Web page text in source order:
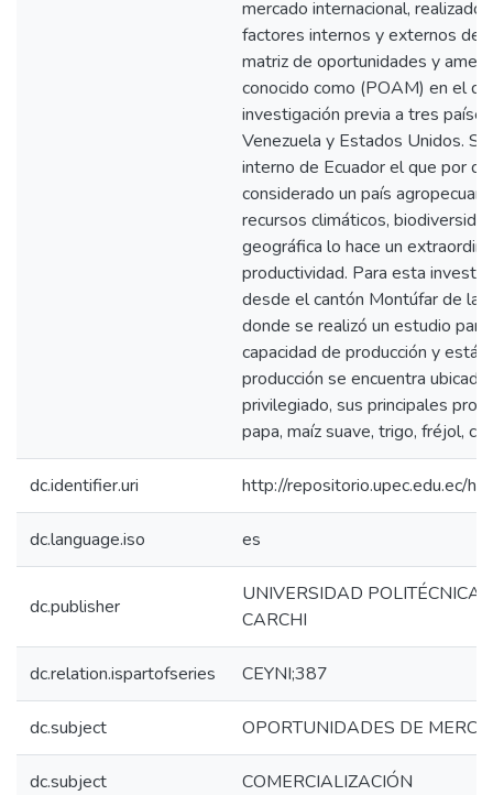
mercado internacional, realizado
factores internos y externos de
matriz de oportunidades y
conocido como (POAM) en el
investigación previa a tres
Venezuela y Estados Unidos.
interno de Ecuador el que por
considerado un país
recursos climáticos,
geográfica lo hace un
productividad. Para esta
desde el cantón Montúfar de la
donde se realizó un estudio
capacidad de producción y
producción se encuentra
privilegiado, sus principales
papa, maíz suave, trigo, fréjol,
dc.identifier.uri http://repositorio.upec.edu.ec/
dc.language.iso es
dc.publisher
UNIVERSIDAD POLITÉCNICA
CARCHI
dc.relation.ispartofseries CEYNI;387
dc.subject OPORTUNIDADES DE
dc.subject COMERCIALIZACIÓN